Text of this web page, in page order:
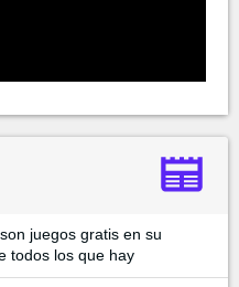
juegos gratis en su
todos los que hay